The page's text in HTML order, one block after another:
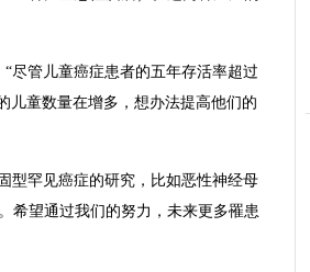
尽管儿童癌症患者的五年存活率超过
儿童数量在增多，想办法提高他们的
型罕见癌症的研究，比如恶性神经母
希望通过我们的努力，未来更多罹患